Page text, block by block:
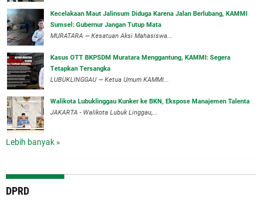
‎Kecelakaan Maut Jalinsum Diduga Karena Jalan Berlubang, KAMMI
Sumsel: Gubernur Jangan Tutup Mata
‎MURATARA — Kesatuan Aksi Mahasiswa...
‎Kasus OTT BKPSDM Muratara Menggantung, KAMMI: Segera
Tetapkan Tersangka
‎LUBUKLINGGAU — Ketua Umum KAMMI...
Walikota Lubuklinggau Kunker ke BKN, Ekspose Manajemen Talenta
JAKARTA - Walikota Lubuk Linggau,...
Lebih banyak »
DPRD